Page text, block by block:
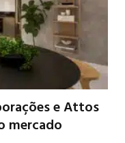
e Attos
mercado